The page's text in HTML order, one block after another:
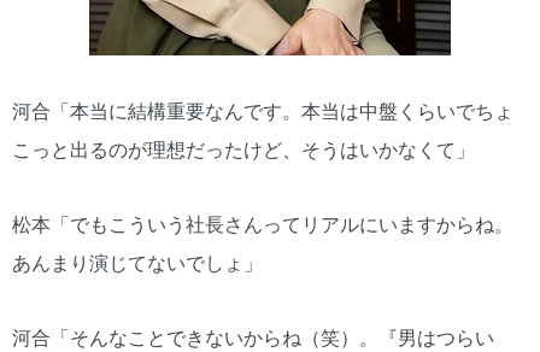
河合「本当に結構重要なんです。本当は中盤くらいでちょ
こっと出るのが理想だったけど、そうはいかなくて」
松本「でもこういう社長さんってリアルにいますからね。
あんまり演じてないでしょ」
河合「そんなことできないからね（笑）。『男はつらい